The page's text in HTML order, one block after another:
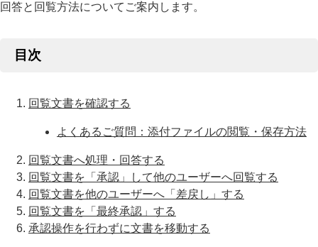
回答と回覧方法についてご案内します。
目次
回覧文書を確認する
よくあるご質問：添付ファイルの閲覧・保存方法
回覧文書へ処理・回答する
回覧文書を「承認」して他のユーザーへ回覧する
回覧文書を他のユーザーへ「差戻し」する
回覧文書を「最終承認」する
承認操作を行わずに文書を移動する